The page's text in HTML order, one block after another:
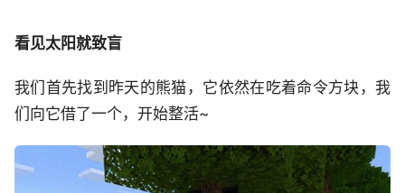
看见太阳就致盲
我们首先找到昨天的熊猫，它依然在吃着命令方块，我
们向它借了一个，开始整活~